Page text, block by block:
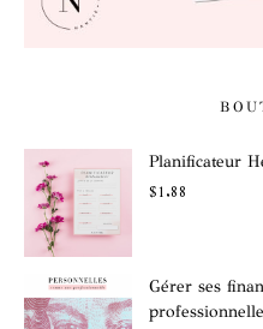
Planificateur
$1.88
Gérer ses